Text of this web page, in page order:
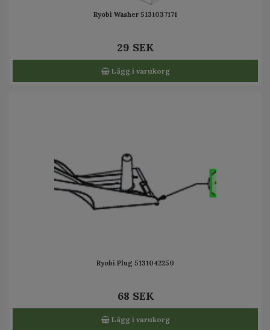
Ryobi Washer 5131037171
29 SEK
Lägg i varukorg
Ryobi Plug 5131042250
68 SEK
Lägg i varukorg